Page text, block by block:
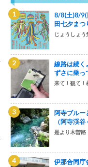
8/8(土)8/9(
田七夕まつ
じょうしょう
線路は続
ずさに乗っ
来て！観て！
阿寺ブルー
（阿寺渓谷
是より木曽路
伊那合同庁